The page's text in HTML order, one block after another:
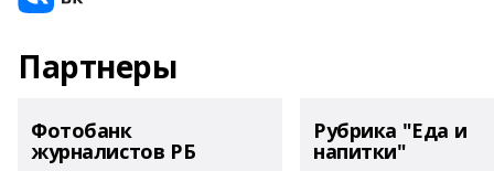
Партнеры
Фотобанк
журналистов РБ
Рубрика "Еда и
напитки"